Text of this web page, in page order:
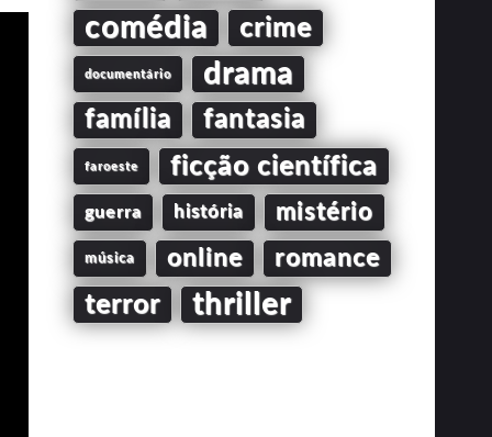
comédia crime
documentário drama
família fantasia
faroeste ficção científica
guerra história mistério
música online romance
terror thriller